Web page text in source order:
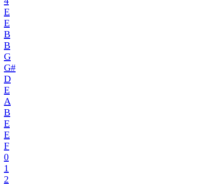
E
E
B
B
G
G#
D
E
A
B
E
E
F
0
1
2